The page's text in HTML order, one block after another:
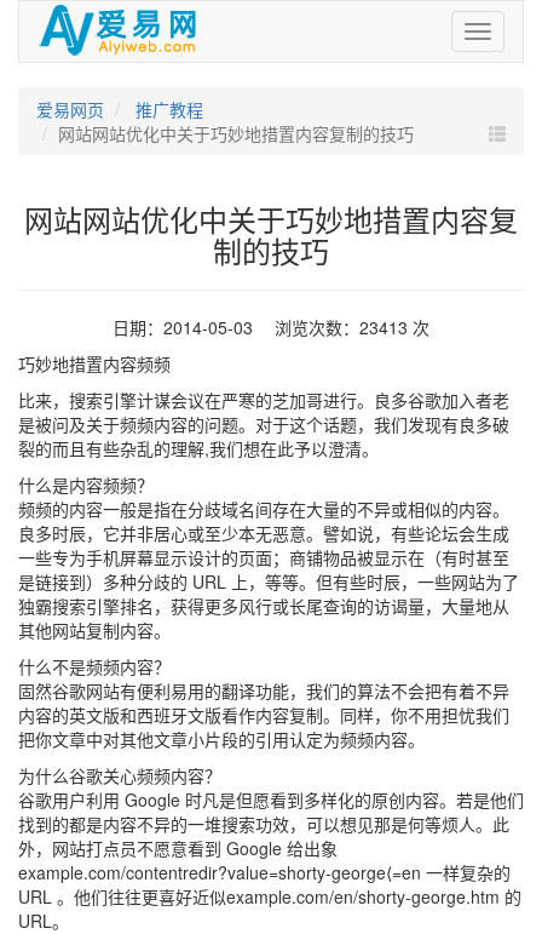
爱
易
爱易网页
推广教程
网站网站优化中关于巧妙地措置内容复制的技巧
网站网站优化中关于巧妙地措置内容复
制的技巧
日期：2014-05-03 浏览次数：23413 次
巧妙地措置内容频频
比来，搜索引擎计谋会议在严寒的芝加哥进行。良多谷歌加入者老
是被问及关于频频内容的问题。对于这个话题，我们发现有良多破
裂的而且有些杂乱的理解,我们想在此予以澄清。
什么是内容频频？
频频的内容一般是指在分歧域名间存在大量的不异或相似的内容。
良多时辰，它并非居心或至少本无恶意。譬如说，有些论坛会生成
一些专为手机屏幕显示设计的页面；商铺物品被显示在（有时甚至
是链接到）多种分歧的 URL 上，等等。但有些时辰，一些网站为了
独霸搜索引擎排名，获得更多风行或长尾查询的访谒量，大量地从
其他网站复制内容。
什么不是频频内容？
固然谷歌网站有便利易用的翻译功能，我们的算法不会把有着不异
内容的英文版和西班牙文版看作内容复制。同样，你不用担忧我们
把你文章中对其他文章小片段的引用认定为频频内容。
为什么谷歌关心频频内容？
谷歌用户利用 Google 时凡是但愿看到多样化的原创内容。若是他们
找到的都是内容不异的一堆搜索功效，可以想见那是何等烦人。此
外，网站打点员不愿意看到 Google 给出象
example.com/contentredir?value=shorty-george⟨=en 一样复杂的
URL 。他们往往更喜好近似example.com/en/shorty-george.htm 的
URL。